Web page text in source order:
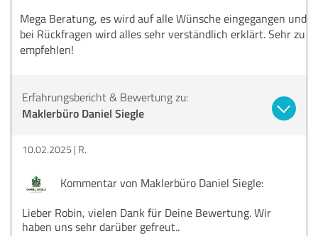
Mega Beratung, es wird auf alle Wünsche eingegangen und
bei Rückfragen wird alles sehr verständlich erklärt. Sehr zu
empfehlen!
Erfahrungsbericht & Bewertung zu:
Maklerbüro Daniel Siegle
10.02.2025 R.
Kommentar von Maklerbüro Daniel Siegle:
Lieber Robin, vielen Dank für Deine Bewertung. Wir
haben uns sehr darüber gefreut..